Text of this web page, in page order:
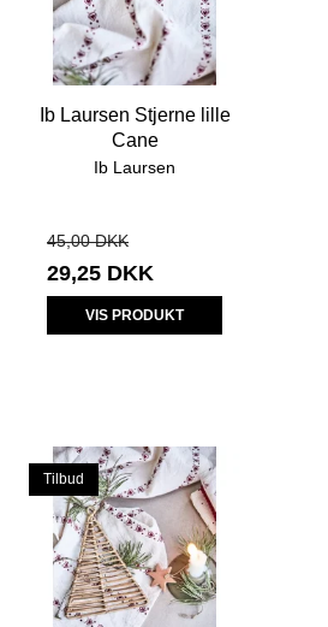
Ib Laursen Stjerne lille
Cane
Ib Laursen
45,00 DKK
29,25 DKK
VIS PRODUKT
Tilbud